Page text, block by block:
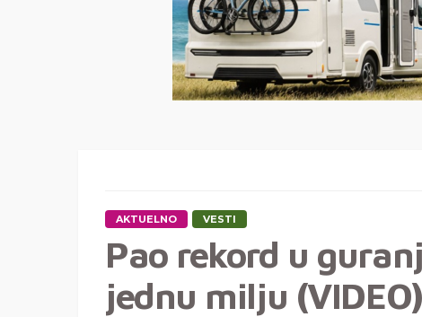
AKTUELNO VESTI
Pao rekord u
jednu milju (VIDEO)